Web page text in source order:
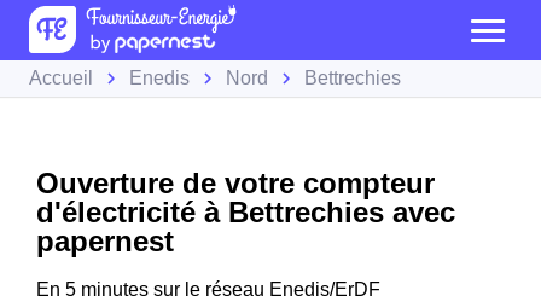
Accueil Enedis Nord Bettrechies